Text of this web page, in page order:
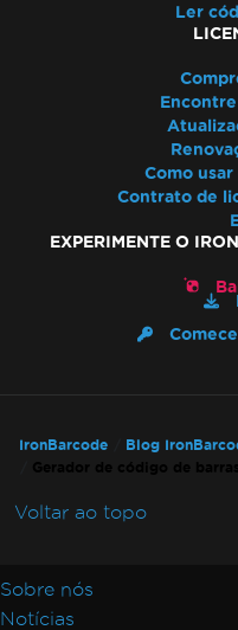
Ler
Como
Contrato de
EXPERIMENTE O
IronBarcode Blog
Gerador de código de
Voltar ao topo
Sobre nós
Notícias